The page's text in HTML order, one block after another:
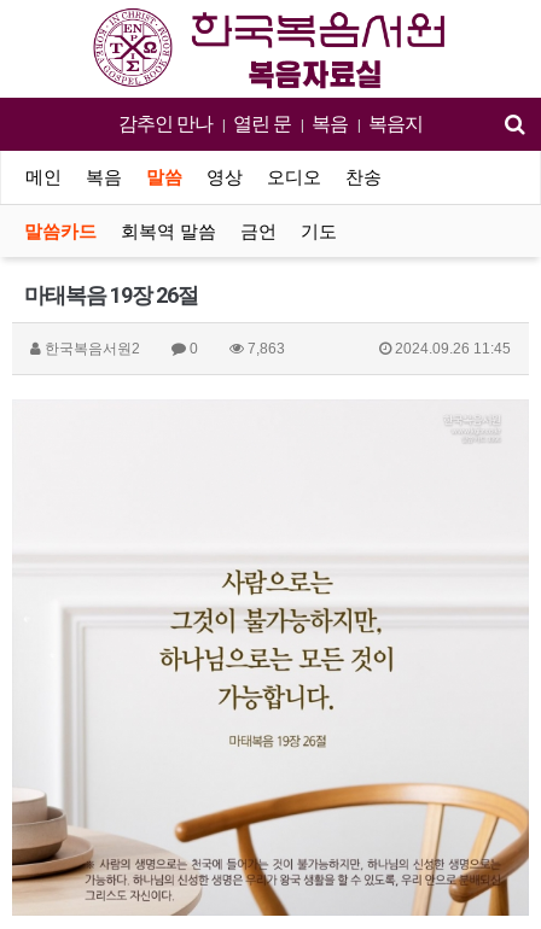
감추인 만나 | 열린 문 | 복음 | 복음지
메인 복음 말씀 영상 오디오 찬송
말씀카드 회복역 말씀 금언 기도
마태복음 19장 26절
한국복음서원2 0 7,863 2024.09.26 11:45